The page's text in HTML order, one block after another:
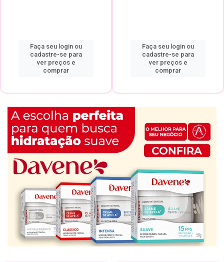
Faça seu login ou
cadastre-se para
ver preços e
comprar
Faça seu login ou
cadastre-se para
ver preços e
comprar